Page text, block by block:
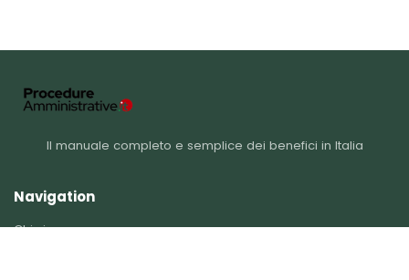
Il manuale completo e semplice dei benefici in Italia
Navigation
Chi siamo